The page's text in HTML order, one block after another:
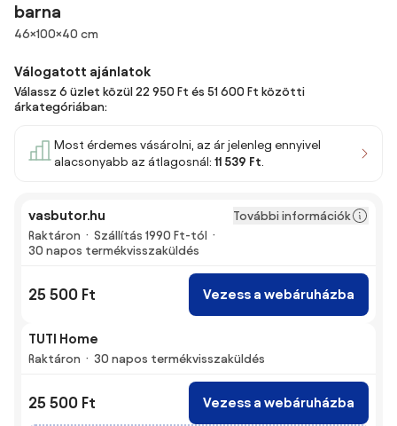
barna
Méretek
46×100×40 cm
Válogatott ajánlatok
Válassz 6 üzlet közül 22 950 Ft és 51 600 Ft közötti
árkategóriában:
Most érdemes vásárolni, az ár jelenleg ennyivel
alacsonyabb az átlagosnál: 11 539 Ft.
vasbutor.hu
További információk
Raktáron
Szállítás 1990 Ft-tól
30 napos termékvisszaküldés
25 500 Ft Vezess a webáruházba
TUTI Home
Raktáron 30 napos termékvisszaküldés
25 500 Ft Vezess a webáruházba